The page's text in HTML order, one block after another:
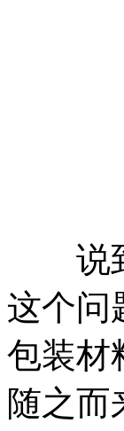
说到
这个问
包装材
随之而